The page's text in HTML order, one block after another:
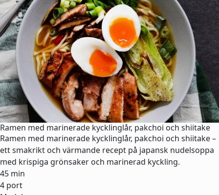
Ramen med marinerade kycklinglår, pakchoi och shiitake
Ramen med marinerade kycklinglår, pakchoi och shiitake –
ett smakrikt och värmande recept på japansk nudelsoppa
med krispiga grönsaker och marinerad kyckling.
45 min
4 port